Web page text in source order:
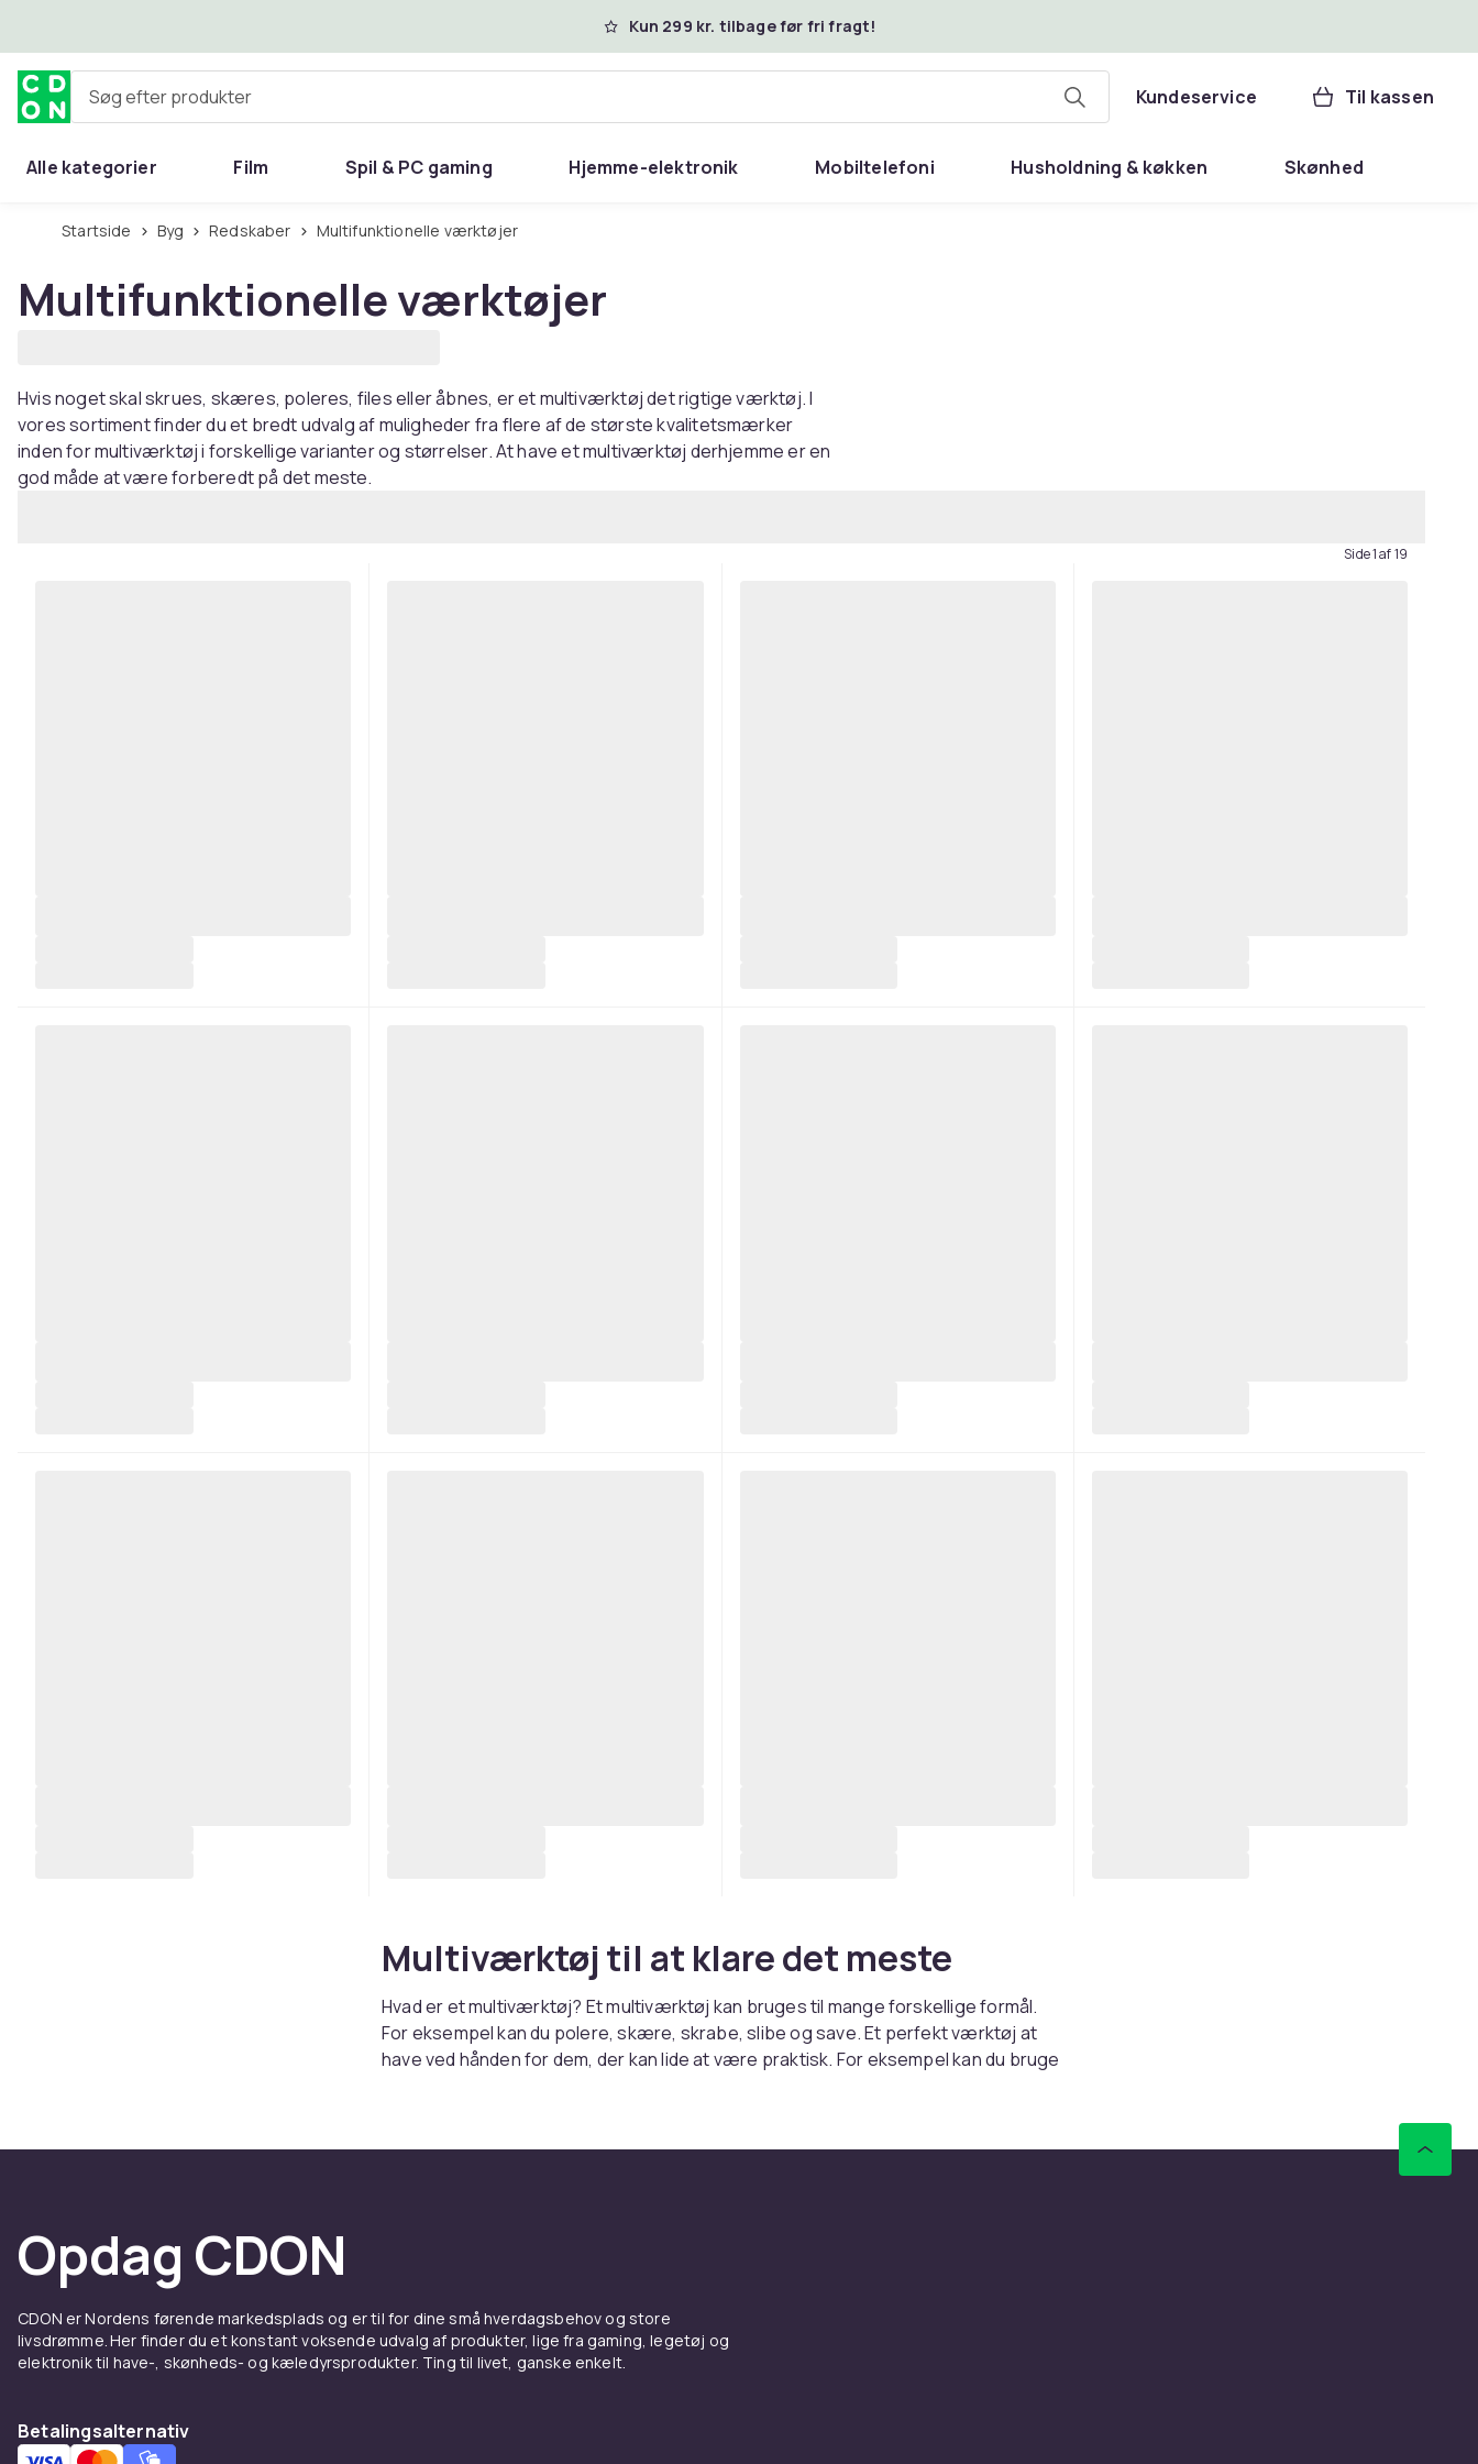
Kun 299 kr. tilbage før fri fragt!
Søg efter produkter Kundeservice Til kassen
Alle kategorier Film Spil & PC gaming Hjemme-elektronik Mobiltelefoni Husholdning & køkken Skønhed
Hjem & have
Startside Byg Redskaber Multifunktionelle værktøjer
Multifunktionelle værktøjer
Hvis noget skal skrues, skæres, poleres, files eller åbnes, er et multiværktøj det rigtige værktøj. I
vores sortiment finder du et bredt udvalg af muligheder fra flere af de største kvalitetsmærker
inden for multiværktøj i forskellige varianter og størrelser. At have et multiværktøj derhjemme er en
god måde at være forberedt på det meste.
Side 1 af 19
Multiværktøj til at klare det meste
Hvad er et multiværktøj? Et multiværktøj kan bruges til mange forskellige formål.
For eksempel kan du polere, skære, skrabe, slibe og save. Et perfekt værktøj at
have ved hånden for dem, der kan lide at være praktisk. For eksempel kan du bruge
Før du køber et multiværktøj, bør du overveje, hvilken type arbejde du ønsker at
kunne udføre. Nogle multiværktøjer, såsom AEG Powertools Multitool, er bedst
egnet til groft arbejde. Andre varianter, såsom Dremels multiværktøjer, er mere
Opdag CDON
CDON er Nordens førende markedsplads og er til for dine små hverdagsbehov og store
livsdrømme. Her finder du et konstant voksende udvalg af produkter, lige fra gaming, legetøj og
elektronik til have-, skønheds- og kæledyrsprodukter. Ting til livet, ganske enkelt.
Betalingsalternativ